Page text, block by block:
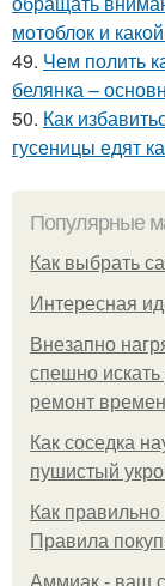
мотоблок и
49. Чем полить
белянка –
50. Как
гусеницы едят
Популярные
Как выбрать
Интересная
Внезапно
спешно
ремонт
Как соседка
пушистый
Как
Правила
Аммиак - ваш